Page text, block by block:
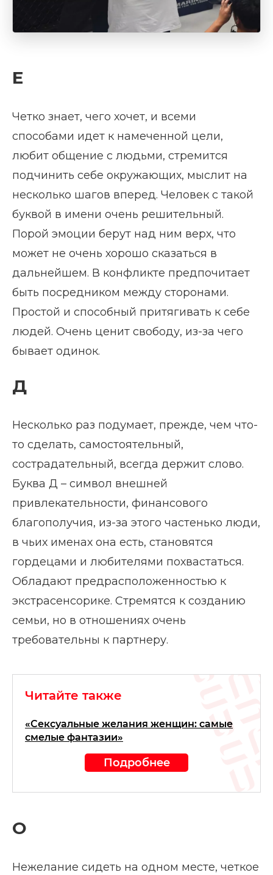
Е
Четко знает, чего хочет, и всеми
способами идет к намеченной цели,
любит общение с людьми, стремится
подчинить себе окружающих, мыслит на
несколько шагов вперед. Человек с такой
буквой в имени очень решительный.
Порой эмоции берут над ним верх, что
может не очень хорошо сказаться в
дальнейшем. В конфликте предпочитает
быть посредником между сторонами.
Простой и способный притягивать к себе
людей. Очень ценит свободу, из-за чего
бывает одинок.
Д
Несколько раз подумает, прежде, чем что-
то сделать, самостоятельный,
сострадательный, всегда держит слово.
Буква Д – символ внешней
привлекательности, финансового
благополучия, из-за этого частенько люди,
в чьих именах она есть, становятся
гордецами и любителями похвастаться.
Обладают предрасположенностью к
экстрасенсорике. Стремятся к созданию
семьи, но в отношениях очень
требовательны к партнеру.
Читайте также
«Сексуальные желания женщин: самые
смелые фантазии»
Подробнее
О
Нежелание сидеть на одном месте, четкое